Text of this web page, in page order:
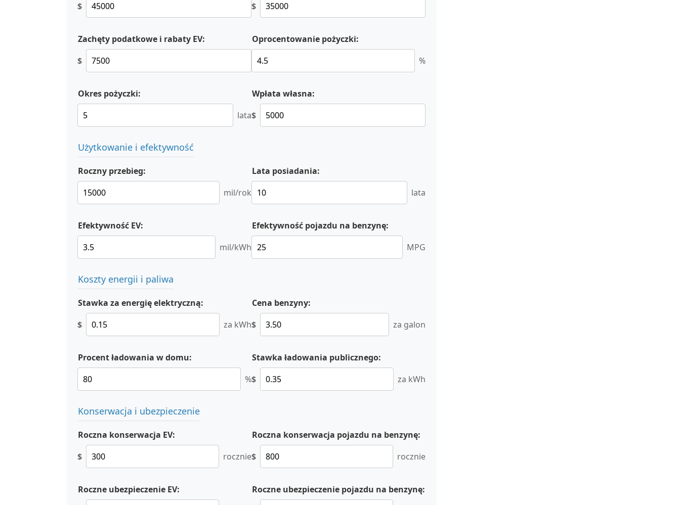
$
$
Zachęty podatkowe i rabaty EV:
$
Oprocentowanie pożyczki:
%
Okres pożyczki:
lata
Wpłata własna:
$
Użytkowanie i efektywność
Roczny przebieg:
mil/rok
Lata posiadania:
lata
Efektywność EV:
mil/kWh
Efektywność pojazdu na benzynę:
MPG
Koszty energii i paliwa
Stawka za energię elektryczną:
$
za kWh
Cena benzyny:
$
za galon
Procent ładowania w domu:
%
Stawka ładowania publicznego:
$
za kWh
Konserwacja i ubezpieczenie
Roczna konserwacja EV:
$
rocznie
Roczna konserwacja pojazdu na benzynę:
$
rocznie
Roczne ubezpieczenie EV:
Roczne ubezpieczenie pojazdu na benzynę: